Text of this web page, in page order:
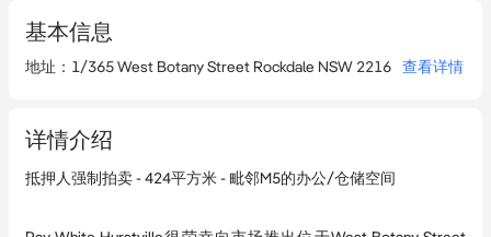
基本信息
地址 ： 1/365 West Botany Street Rockdale NSW 2216 查看详情
详情介绍
抵押人强制拍卖 - 424平方米 - 毗邻M5的办公/仓储空间